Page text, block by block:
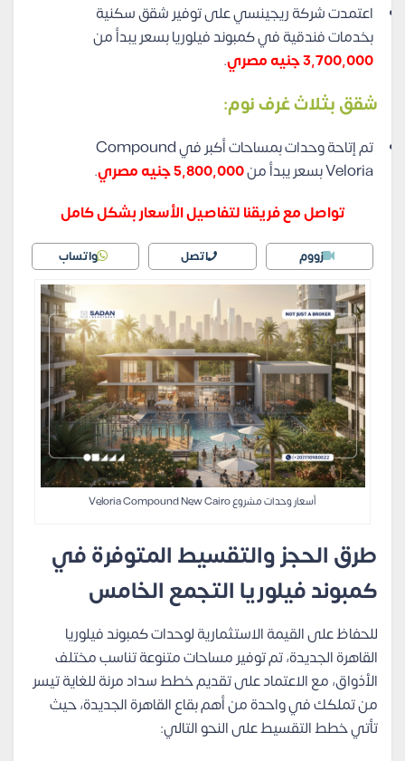
اعتمدت شركة ريجينسي على توفير شقق سكنية
بخدمات فندقية في كمبوند فيلوريا بسعر يبدأ من
3,700,000 جنيه مصري
.
شقق بثلاث غرف نوم:
تم إتاحة وحدات بمساحات أكبر في Compound
Veloria بسعر يبدأ من
.
تواصل مع فريقنا لتفاصيل الأسعار بشكل كامل
زووم اتصل واتساب
أسعار وحدات مشروع Veloria Compound New Cairo
طرق الحجز والتقسيط المتوفرة في
كمبوند فيلوريا التجمع الخامس
للحفاظ على القيمة الاستثمارية لوحدات كمبوند فيلوريا
القاهرة الجديدة، تم توفير مساحات متنوعة تناسب مختلف
الأذواق، مع الاعتماد على تقديم خطط سداد مرنة للغاية تيسر
من تملكك في واحدة من أهم بقاع القاهرة الجديدة، حيث
تأتي خطط التقسيط على النحو التالي: